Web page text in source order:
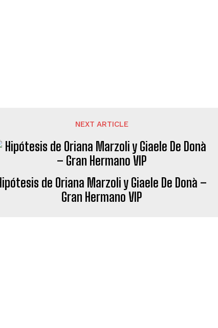
NEXT ARTICLE
de Oriana Marzoli y Giaele De Donà –
Gran Hermano VIP